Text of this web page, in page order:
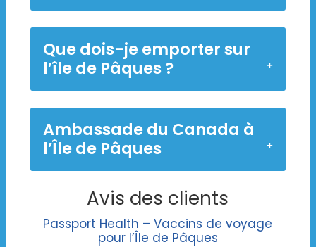
Que dois-je emporter sur
l’île de Pâques ?
Ambassade du Canada à
l’Île de Pâques
Avis des clients
Passport Health – Vaccins de voyage
pour l’Île de Pâques